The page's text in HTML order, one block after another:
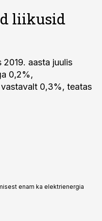
liikusid
aasta juulis
0,2%,
0,3%, teatas
enam ka elektrienergia